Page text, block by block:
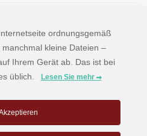
ordnungsgemäß
kleine Dateien –
Ihrem Gerät ab. Das ist bei
üblich.
Lesen Sie mehr